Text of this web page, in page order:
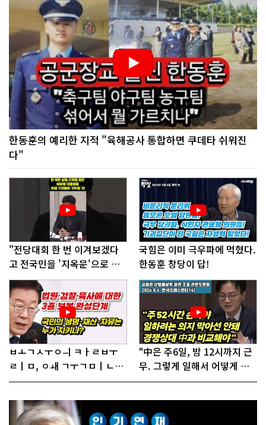
한동훈의 예리한 지적 "육해공사 통합하면 쿠데타 쉬워진
다"
"전당대회 한 번 이겨보겠다
고 전국민을 '지옥문'으로 밀
어!"
국힘은 이미 극우파에 먹혔다.
한동훈 창당이 답!
ㅂㅗㄱㅅㅜㅇㅢ ㅋㅏㄹㅂㅜ
ㄹㅣㅁ, ㅇㅙ ㄱㅜㄱㅁㅣㄴㄷ
ㅡㄹㅇㅣ ㄷㅏㅇㅎㅐㅇㅑ ㅎ
"中은 주6일, 밤 12시까지 근
무. 그렇게 일해서 어떻게 경
쟁하냐 반문하더라"